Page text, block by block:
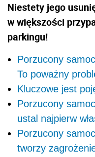
Niestety jego
w większości
parkingu!
Porzucony
To poważny
Kluczowe jest
Porzucony
ustal najpierw
Porzucony
tworzy